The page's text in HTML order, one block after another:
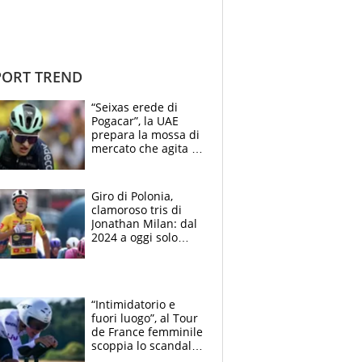
TREND
“Seixas erede di
Pogacar”, la UAE
prepara la mossa di
mercato che agita la
a Burgos
Giro di Polonia,
clamoroso tris di
Jonathan Milan: dal
2024 a oggi solo
“Intimidatorio e
fuori luogo”, al Tour
de France femminile
scoppia lo scandalo: